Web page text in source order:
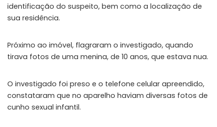
identificação do suspeito, bem como a localização de
sua residência.
Próximo ao imóvel, flagraram o investigado, quando
tirava fotos de uma menina, de 10 anos, que estava nua.
O investigado foi preso e o telefone celular apreendido,
constataram que no aparelho haviam diversas fotos de
cunho sexual infantil.